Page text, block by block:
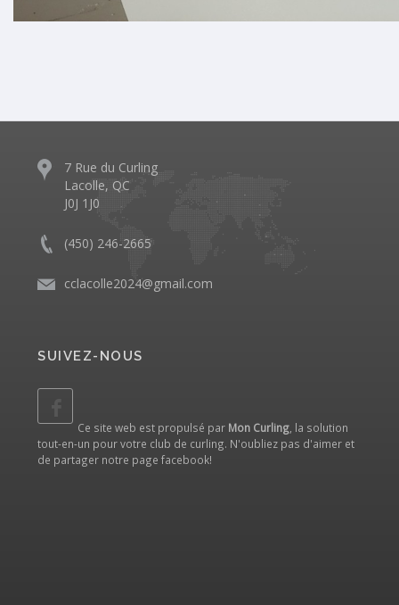
7 Rue du Curling
Lacolle, QC
J0J 1J0
(450) 246-2665
cclacolle2024@gmail.com
SUIVEZ-NOUS
Ce site web est propulsé par Mon Curling, la solution
tout-en-un pour votre club de curling. N'oubliez pas d'aimer et
de partager notre page facebook!